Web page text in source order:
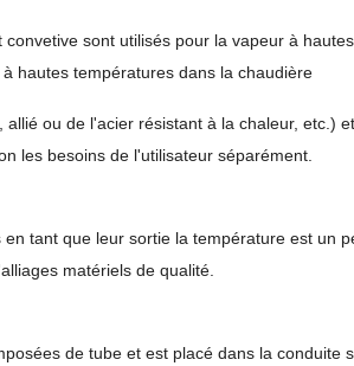
sont utilisés pour la vapeur à
hautes températures dans la chaudière
ou de l'acier résistant à la chaleur, etc.)
les besoins de l'utilisateur séparément.
tant que leur sortie la température est un
matériels de qualité.
de tube et est placé dans la conduite